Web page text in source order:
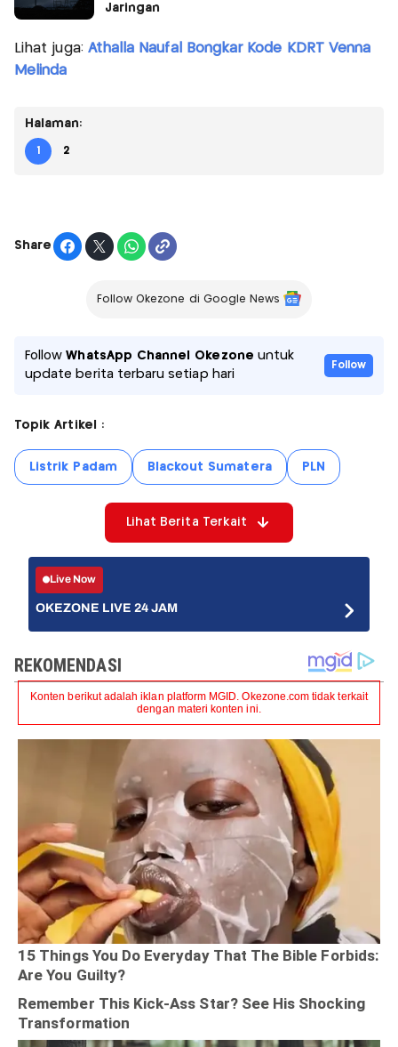
Jaringan
Lihat juga: Athalla Naufal Bongkar Kode KDRT Venna
Melinda
Halaman:
1 2
Share
Follow Okezone di Google News
FollowWhatsApp Channel Okezone untuk
update berita terbaru setiap hari
Follow
Topik Artikel :
Listrik Padam Blackout Sumatera PLN
Lihat Berita Terkait
Live Now
OKEZONE LIVE 24 JAM